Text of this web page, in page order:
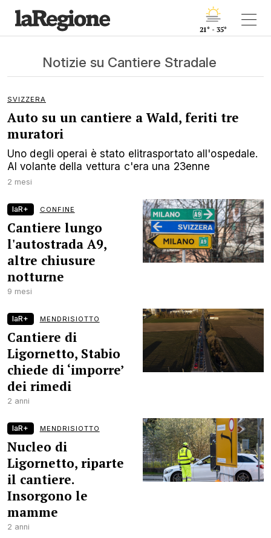
21° - 35°
Notizie su Cantiere Stradale
SVIZZERA
Auto su un cantiere a Wald, feriti tre
muratori
Uno degli operai è stato elitrasportato all'ospedale.
Al volante della vettura c'era una 23enne
2 mesi
laR+ CONFINE
Cantiere lungo
l'autostrada A9,
altre chiusure
notturne
9 mesi
laR+ MENDRISIOTTO
Cantiere di
Ligornetto, Stabio
chiede di ‘imporre’
dei rimedi
2 anni
laR+ MENDRISIOTTO
Nucleo di
Ligornetto, riparte
il cantiere.
Insorgono le
mamme
2 anni